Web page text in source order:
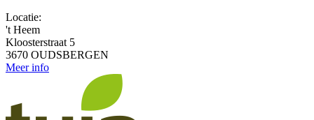
Locatie:
't Heem
Kloosterstraat 5
3670 OUDSBERGEN
Meer info